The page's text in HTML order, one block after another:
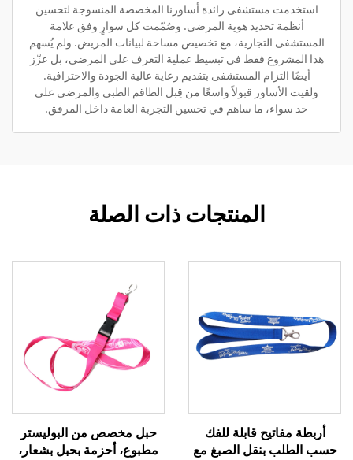
استخدمت مستشفى رائدة أساورنا المخصصة المنسوجة لتحسين
أنظمة تحديد هوية المرضى. وصُمّمت كل سوارٍ وفق علامة
المستشفى التجارية، مع تخصيص مساحة لبيانات المريض. ولم يُسهم
هذا المشروع فقط في تبسيط عملية التعرف على المرضى، بل عزّز
أيضًا التزام المستشفى بتقديم رعاية عالية الجودة والاحترافية.
ولقيت الأساور قبولاً واسعًا من قِبل الطاقم الطبي والمرضى على
حد سواء، ما ساهم في تحسين التجربة العامة داخل المرفق.
المنتجات ذات الصلة
أربطة مفاتيح قابلة للفك
حسب الطلب بنقل الصبغ مع
حبل مخصص من البوليستر
مطبوع، أحزمة بحبل بشعار،